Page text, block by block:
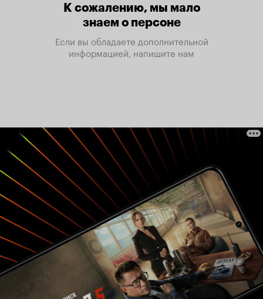
К сожалению, мы мало
знаем о персоне
Если вы обладаете дополнительной
информацией, напишите нам